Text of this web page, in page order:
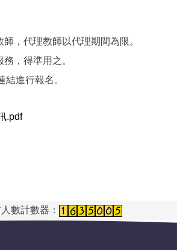
，代理教師以代理期間為限。
，得準用之。
進行報名。
.pdf
數計數器：